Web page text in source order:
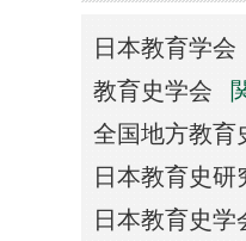
日本教育学会
教育史学会
全国地方教育
日本教育史研
日本教育史学